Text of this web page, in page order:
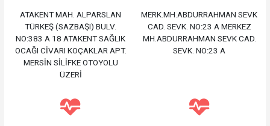
ATAKENT MAH. ALPARSLAN
TÜRKEŞ (SAZBAŞI) BULV.
NO:383 A 18 ATAKENT SAĞLIK
OCAĞI CİVARI KOÇAKLAR APT.
MERSİN SİLİFKE OTOYOLU
ÜZERİ
MERK.MH.ABDURRAHMAN SEVK
CAD. SEVK. NO:23 A MERKEZ
MH.ABDURRAHMAN SEVK CAD.
SEVK. NO:23 A